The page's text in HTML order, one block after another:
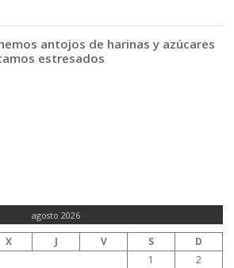
antojos de harinas y azúcares
estresados
agosto 2026
X J V S
D
1
2